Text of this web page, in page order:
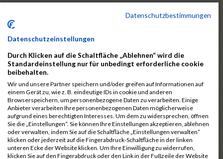
1893
Kreuzberg 00:32:09
02:41:38
1905
00:32:13
2120
Fink
1787
Friedrich
00:32:27
1794
Gamisch
00:32:27
2046
Sorger 00:32:30
02:42:48
2047
Sorger
00:32:30
2051
Stephan
00:32:31
2065
Thome
00:32:35
1719
Barth 00:32:42
Datenschutzbestimmungen
Datenschutzeinstellungen
Durch Klicken auf die Schaltfläche „Ablehnen“ wird die
Standardeinstellung nur für unbedingt erforderliche cookie
beibehalten.
Wir und unsere Partner speichern und/oder greifen auf Informationen auf
einem Gerät zu, wie z. B. eindeutige IDs in cookie und anderen
Browserspeichern, um personenbezogene Daten zu verarbeiten. Einige
Anbieter verarbeiten Ihre personenbezogenen Daten möglicherweise
aufgrund eines berechtigten Interesses. Um dem zu widersprechen, öffnen
Sie die „Einstellungen“. Sie können Ihre Einstellungen akzeptieren, ablehnen
oder verwalten, indem Sie auf die Schaltfläche „Einstellungen verwalten“
klicken oder jederzeit auf die Fingerabdruck-Schaltfläche in der linken
unteren Ecke der Website klicken. Um Ihre Einwilligung zu widerrufen,
klicken Sie auf den Fingerabdruck oder den Link in der Fußzeile der Website